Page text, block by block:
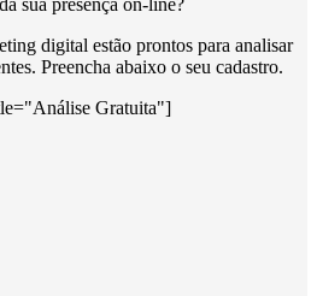
digital estão prontos para analisar
Preencha abaixo o seu cadastro.
Gratuita"]